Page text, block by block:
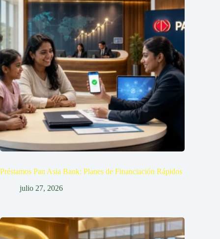
Préstamos Pan Asia Bank: Planes de Financiación Rápidos
julio 27, 2026